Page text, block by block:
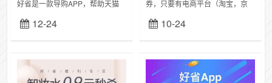
好省是一款导购APP，帮助天猫
优惠券，致力于帮助用户买到性
价比的网购商品。与此同时，好
12-24
券，只要有电商平台（淘宝，京
惠券主要以网站，APP，小程
序，群等形式存在，那么哪种形
10-24